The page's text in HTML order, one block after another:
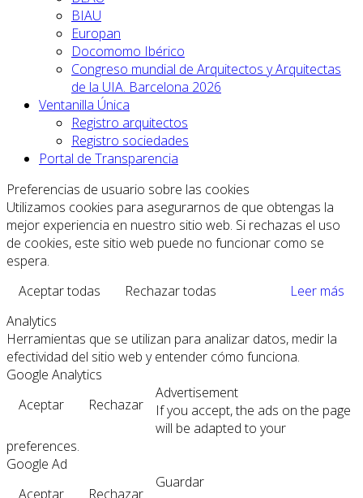
BIAU
Europan
Docomomo Ibérico
Congreso mundial de Arquitectos y Arquitectas
de la UIA. Barcelona 2026
Ventanilla Única
Registro arquitectos
Registro sociedades
Portal de Transparencia
Preferencias de usuario sobre las cookies
Utilizamos cookies para asegurarnos de que obtengas la
mejor experiencia en nuestro sitio web. Si rechazas el uso
de cookies, este sitio web puede no funcionar como se
espera.
Aceptar todas
Rechazar todas
Leer más
Analytics
Herramientas que se utilizan para analizar datos, medir la
efectividad del sitio web y entender cómo funciona.
Google Analytics
Aceptar
Rechazar
Advertisement
If you accept, the ads on the page
will be adapted to your
preferences.
Google Ad
Aceptar
Rechazar
Guardar